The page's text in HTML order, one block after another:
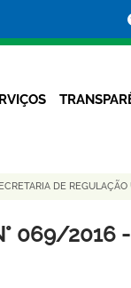
DE REGULAÇÃO
069/2016